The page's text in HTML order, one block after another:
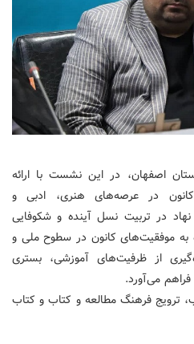
اصفهان، در این نشست با ارائه
در عرصه‌های هنری، ادبی و
در تربیت نسل آینده و شکوفایی
به موفقیت‌های کانون در سطوح ملی و
از ظرفیت‌های آموزشی، بستری
می‌آورد.
ترویج فرهنگ مطالعه و کتاب و کتاب